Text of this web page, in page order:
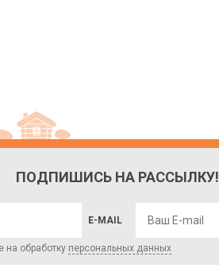
ПОДПИШИСЬ НА РАССЫЛКУ!
E-MAIL
на обработку персональных данных